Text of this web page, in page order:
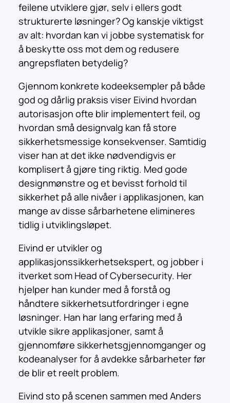
feilene utviklere gjør, selv i ellers godt
strukturerte løsninger? Og kanskje viktigst
av alt: hvordan kan vi jobbe systematisk for
å beskytte oss mot dem og redusere
angrepsflaten betydelig?
Gjennom konkrete kodeeksempler på både
god og dårlig praksis viser Eivind hvordan
autorisasjon ofte blir implementert feil, og
hvordan små designvalg kan få store
sikkerhetsmessige konsekvenser. Samtidig
viser han at det ikke nødvendigvis er
komplisert å gjøre ting riktig. Med gode
designmønstre og et bevisst forhold til
sikkerhet på alle nivåer i applikasjonen, kan
mange av disse sårbarhetene elimineres
tidlig i utviklingsløpet.
Eivind er utvikler og
applikasjonssikkerhetsekspert, og jobber i
itverket som Head of Cybersecurity. Her
hjelper han kunder med å forstå og
håndtere sikkerhetsutfordringer i egne
løsninger. Han har lang erfaring med å
utvikle sikre applikasjoner, samt å
gjennomføre sikkerhetsgjennomganger og
kodeanalyser for å avdekke sårbarheter før
de blir et reelt problem.
Eivind sto på scenen sammen med Anders